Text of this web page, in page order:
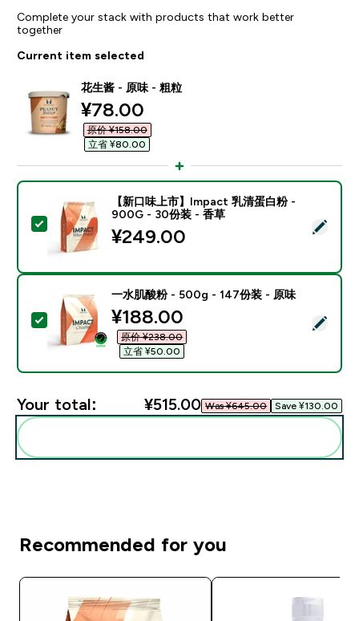
Complete your stack with products that work better
together
Current item selected
花生酱 - 原味 - 粗粒
discounted price
¥78.00‎
原价 ¥158.00‎
立省 ¥80.00‎
Select this product - 【新口味上市】Impact 乳清蛋
【新口味上市】Impact 乳清蛋白粉 -
900G - 30份装 - 香草
¥249.00‎
Select this product - 一水肌酸粉 - 500g - 147份装 -
一水肌酸粉 - 500g - 147份装 - 原味
discounted price
¥188.00‎
原价 ¥238.00‎
立省 ¥50.00‎
Your total: ¥515.00‎ Was ¥645.00‎ Save ¥130.00‎
Recommended for you